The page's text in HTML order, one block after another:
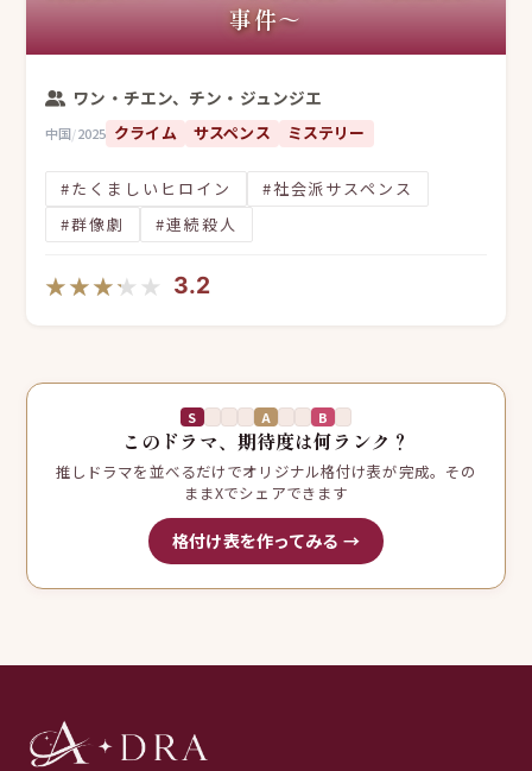
事件～
ワン・チエン、チン・ジュンジエ
中国/2025 クライム サスペンス ミステリー
#たくましいヒロイン
#社会派サスペンス
#群像劇
#連続殺人
★★★★★
★★★★★ 3.2
S A B
このドラマ、期待度は何ランク？
推しドラマを並べるだけでオリジナル格付け表が完成。その
ままXでシェアできます
格付け表を作ってみる →